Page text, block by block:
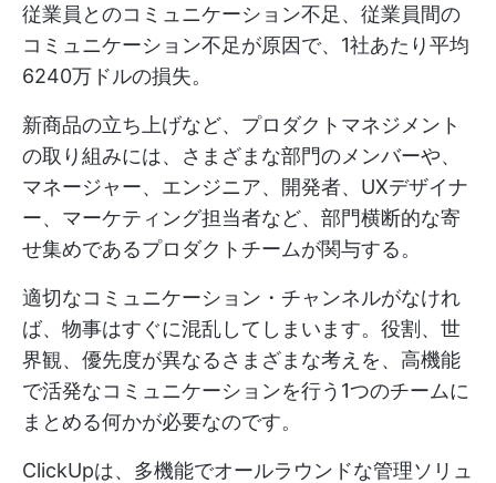
従業員とのコミュニケーション不足、従業員間の
コミュニケーション不足が原因で、1社あたり平均
6240万ドルの損失。
新商品の立ち上げなど、プロダクトマネジメント
の取り組みには、さまざまな部門のメンバーや、
マネージャー、エンジニア、開発者、UXデザイナ
ー、マーケティング担当者など、部門横断的な寄
せ集めであるプロダクトチームが関与する。
適切なコミュニケーション・チャンネルがなけれ
ば、物事はすぐに混乱してしまいます。役割、世
界観、優先度が異なるさまざまな考えを、高機能
で活発なコミュニケーションを行う1つのチームに
まとめる何かが必要なのです。
ClickUpは、多機能でオールラウンドな管理ソリュ